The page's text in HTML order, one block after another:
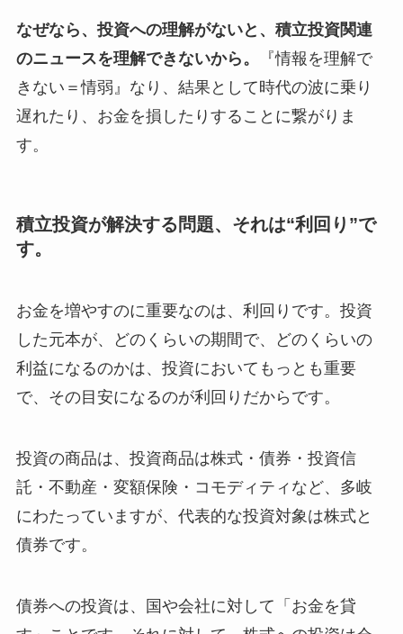
なぜなら、投資への理解がないと、積立投資関連
のニュースを理解できないから。
『情報を理解で
きない＝情弱』なり、結果として時代の波に乗り
遅れたり、お金を損したりすることに繋がりま
す。
積立投資が解決する問題、それは“利回り”で
す。
お金を増やすのに重要なのは、利回りです。投資
した元本が、どのくらいの期間で、どのくらいの
利益になるのかは、投資においてもっとも重要
で、その目安になるのが利回りだからです。
投資の商品は、投資商品は株式・債券・投資信
託・不動産・変額保険・コモディティなど、多岐
にわたっていますが、代表的な投資対象は株式と
債券です。
債券への投資は、国や会社に対して「お金を貸